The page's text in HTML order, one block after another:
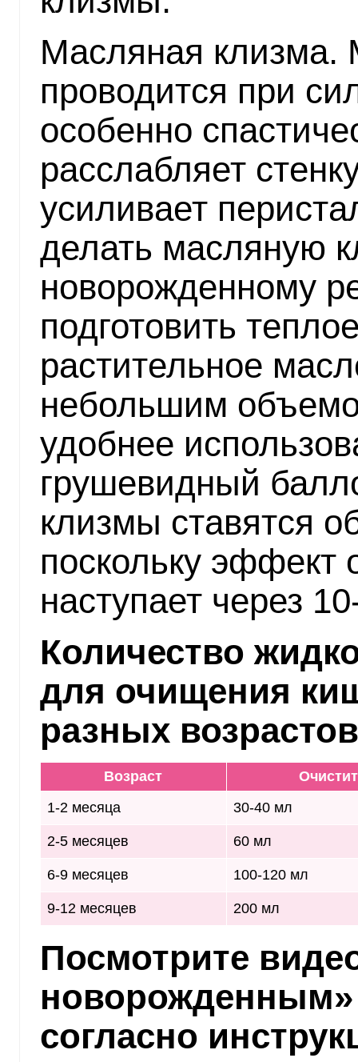
Масляная клизма.
проводится при
особенно
расслабляет
усиливает
делать масляную
новорожденному
подготовить
растительное
небольшим
удобнее
грушевидный
клизмы ставятся
поскольку эффект
наступает через
Количество
для очищения
разных
Возраст
1-2 месяца
30-40 мл
2-5 месяцев 60 мл
6-9 месяцев 100-120 мл
9-12 месяцев 200 мл
Посмотрите
новорожденным»
согласно